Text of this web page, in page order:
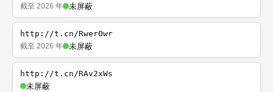
截至 2026 年 未屏蔽
http://t.cn/RwerOwr
截至 2026 年 未屏蔽
http://t.cn/RAv2xWs
未屏蔽